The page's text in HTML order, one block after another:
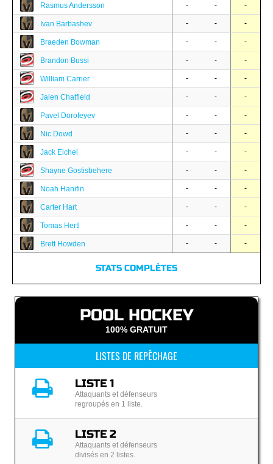
Rasmus Andersson - - -
Ivan Barbashev - - -
Braeden Bowman - - -
Brandon Bussi - - -
William Carrier - - -
Jalen Chatfield - - -
Pavel Dorofeyev - - -
Nic Dowd - - -
Jack Eichel - - -
Shayne Gostisbehere - - -
Noah Hanifin - - -
Carter Hart - - -
Tomas Hertl - - -
Brett Howden - - -
STATS COMPLÈTES
POOL HOCKEY
100% GRATUIT
LISTES DE REPÊCHAGE
LISTE 1
Attaquants et défenseurs
regroupés en 1 liste.
LISTE 2
Attaquants et défenseurs
divisés en 2 listes.